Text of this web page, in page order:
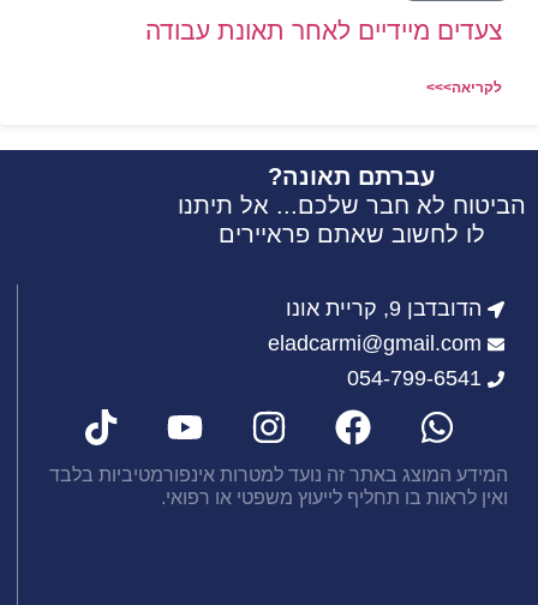
צעדים מיידיים לאחר תאונת עבודה
לקריאה>>>
עברתם תאונה?
הביטוח לא חבר שלכם... אל תיתנו
לו לחשוב שאתם פראיירים
הדובדבן 9, קריית אונו
eladcarmi@gmail.com
054-799-6541
המידע המוצג באתר זה נועד למטרות אינפורמטיביות בלבד
ואין לראות בו תחליף לייעוץ משפטי או רפואי.